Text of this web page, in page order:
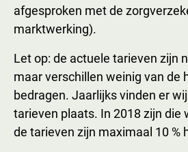
afgesproken met de
marktwerking).
Let op: de actuele tarieven zijn
maar verschillen weinig van de
bedragen. Jaarlijks vinden er
tarieven plaats. In 2018 zijn die
de tarieven zijn maximaal 10 %